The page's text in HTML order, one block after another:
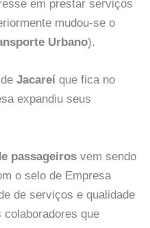
em prestar serviços
mudou-se o
Urbano).
Jacareí que fica no
expandiu seus
passageiros vem sendo
o selo de Empresa
de serviços e qualidade
colaboradores que